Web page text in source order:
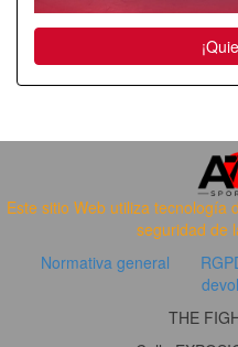
Este sitio Web utiliza tecnología
seguridad de
Normativa general
THE